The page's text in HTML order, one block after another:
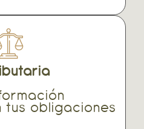
tus obligaciones